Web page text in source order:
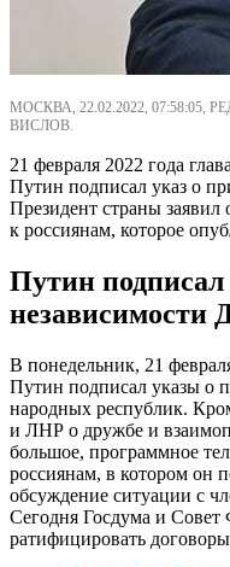
МОСКВА, 22.02.2022, 07:58:05,
ВИСЛОВ.
21 февраля 2022 года
Путин подписал указ о
Президент страны заявил
к россиянам, которое
Путин
В понедельник, 21
Путин подписал указы о
народных республик.
и ЛНР о дружбе и
большое, программное
россиянам, в котором он
обсуждение ситуации с
Сегодня Госдума и Совет
ратифицировать